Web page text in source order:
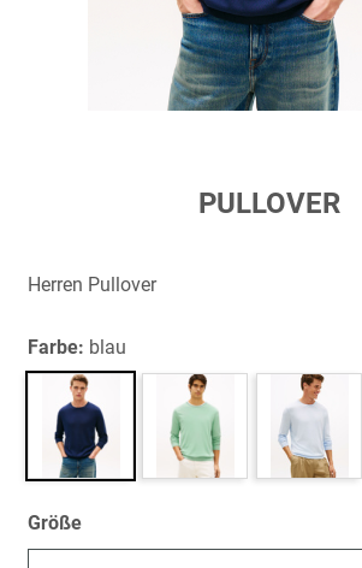
springen
PULLOVER
Herren Pullover
Farbe: blau
Größe